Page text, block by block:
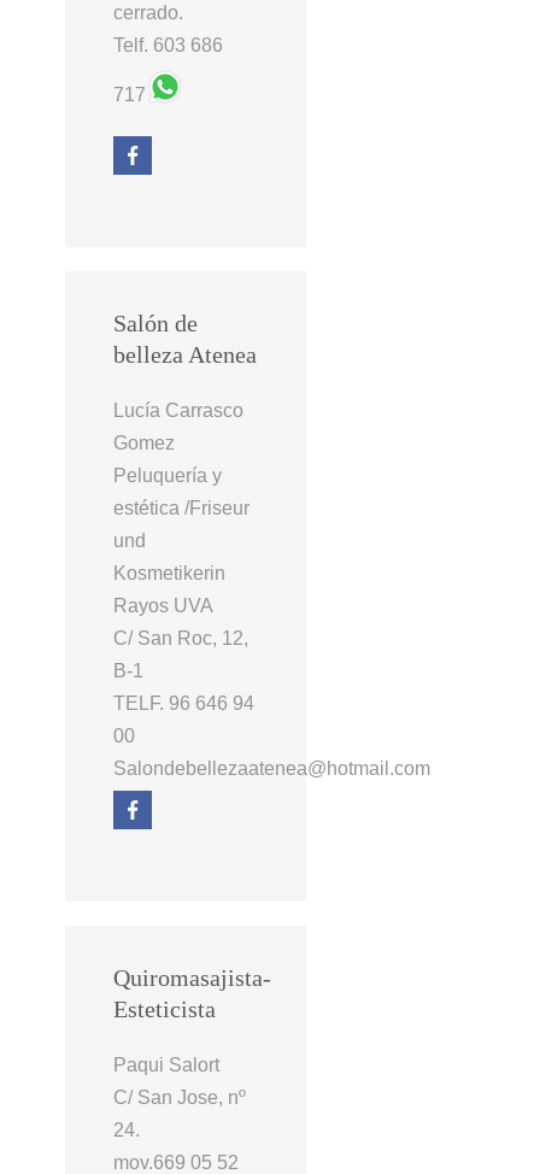
cerrado.
Telf. 603 686
717
Salón de
belleza Atenea
Lucía Carrasco
Gomez
Peluquería y
estética /Friseur
und
Kosmetikerin
Rayos UVA
C/ San Roc, 12,
B-1
TELF. 96 646 94
00
Salondebellezaatenea@hotmail.com
Quiromasajista-
Esteticista
Paqui Salort
C/ San Jose, nº
24.
mov.669 05 52